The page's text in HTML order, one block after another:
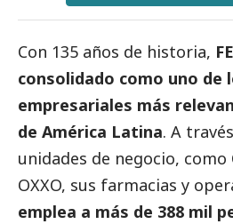
Con 135 años de historia,
consolidado como uno de
empresariales más
de América Latina. A
unidades de negocio, como
OXXO, sus farmacias y
emplea a más de 388 mil